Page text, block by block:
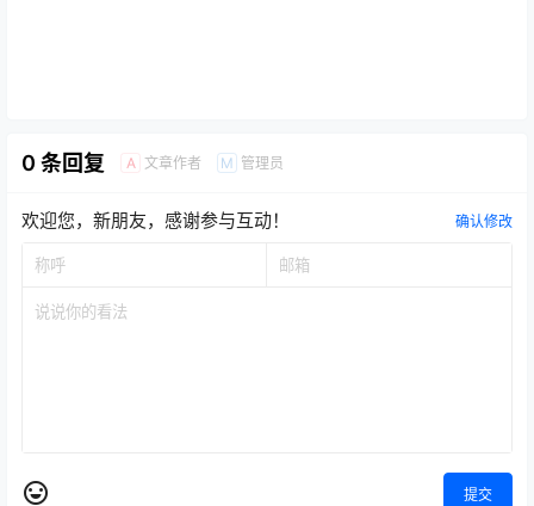
0 条回复 A 文章作者 M 管理员
欢迎您，新朋友，感谢参与互动！ 确认修改
提交